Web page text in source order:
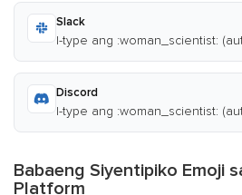
Slack
I-type ang :woman_scientist:
Discord
I-type ang :woman_scientist:
Babaeng Siyentipiko Emoji
Platform